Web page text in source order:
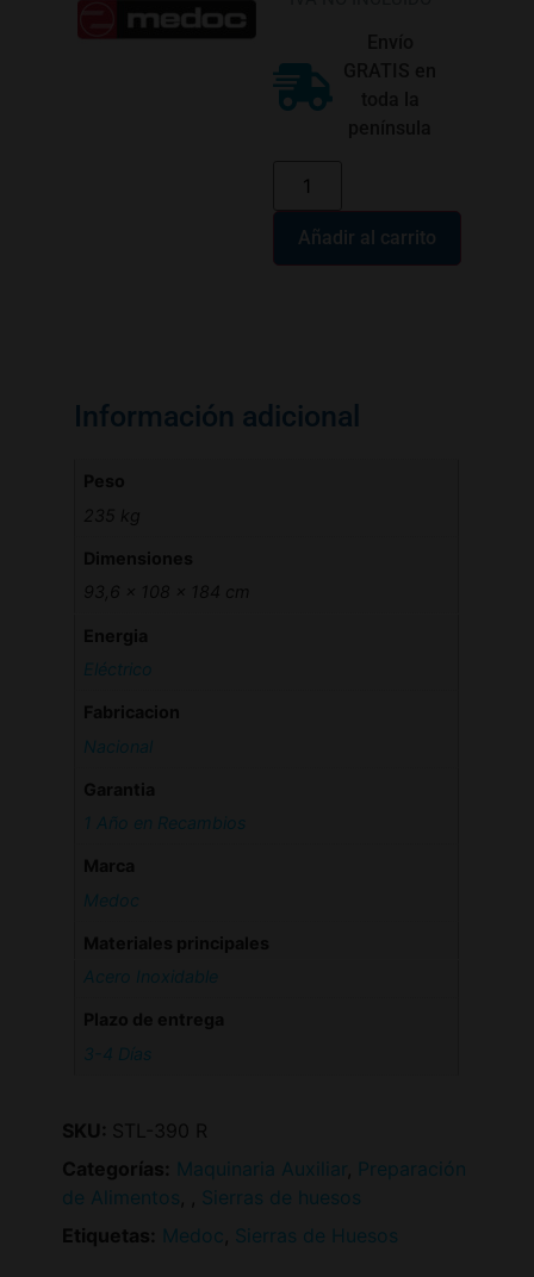
Añadir al carrito
Información adicional
Eléctrico
Nacional
1 Año en Recambios
Medoc
Acero Inoxidable
3-4 Días
SKU: STL-390 R
Categorías: Maquinaria Auxiliar
Preparación
de Alimentos
Sierras de huesos
Etiquetas: Medoc Sierras de Huesos